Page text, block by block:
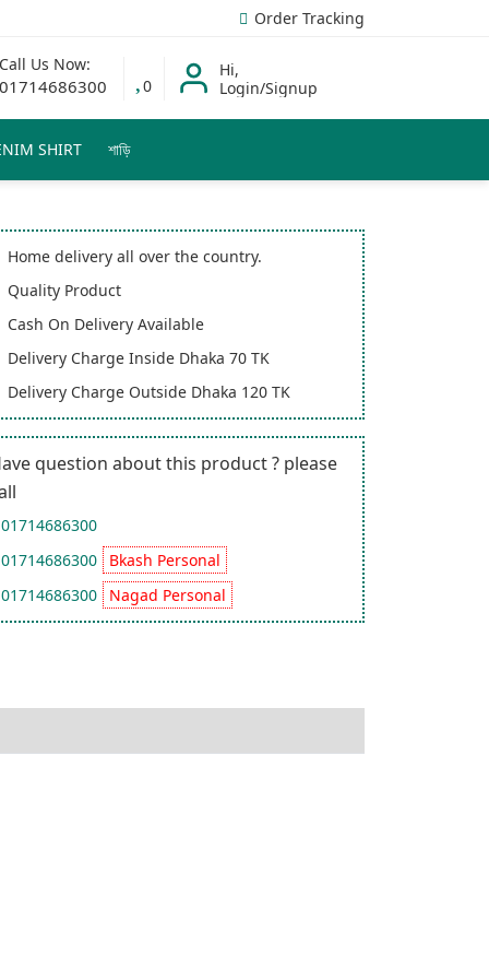
Order Tracking
Call Us Now:
01714686300 0
Hi,
Login/Signup
SHIRT শাড়ি
Home delivery all over the country.
Quality Product
Cash On Delivery Available
Delivery Charge Inside Dhaka 70 TK
Delivery Charge Outside Dhaka 120 TK
question about this product ? please
01714686300
01714686300
Bkash Personal
01714686300
Nagad Personal